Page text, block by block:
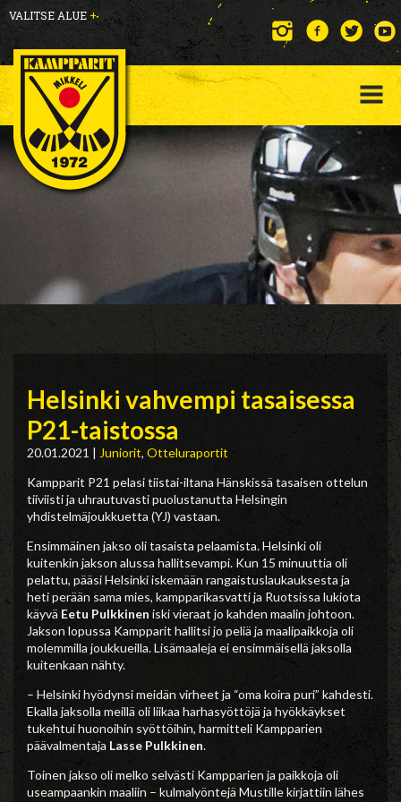
VALITSE ALUE +
Helsinki vahvempi tasaisessa
P21-taistossa
20.01.2021 | Juniorit, Otteluraportit
Kampparit P21 pelasi tiistai-iltana Hänskissä tasaisen ottelun
tiiviisti ja uhrautuvasti puolustanutta Helsingin
yhdistelmäjoukkuetta (YJ) vastaan.
Ensimmäinen jakso oli tasaista pelaamista. Helsinki oli
kuitenkin jakson alussa hallitsevampi. Kun 15 minuuttia oli
pelattu, pääsi Helsinki iskemään rangaistuslaukauksesta ja
heti perään sama mies, kampparikasvatti ja Ruotsissa lukiota
käyvä Eetu Pulkkinen iski vieraat jo kahden maalin johtoon.
Jakson lopussa Kampparit hallitsi jo peliä ja maalipaikkoja oli
molemmilla joukkueilla. Lisämaaleja ei ensimmäisellä jaksolla
kuitenkaan nähty.
– Helsinki hyödynsi meidän virheet ja “oma koira puri” kahdesti.
Ekalla jaksolla meillä oli liikaa harhasyöttöjä ja hyökkäykset
tukehtui huonoihin syöttöihin, harmitteli Kampparien
päävalmentaja Lasse Pulkkinen.
Toinen jakso oli melko selvästi Kampparien ja paikkoja oli
useampaankin maaliin – kulmalyöntejä Mustille kirjattiin lähes